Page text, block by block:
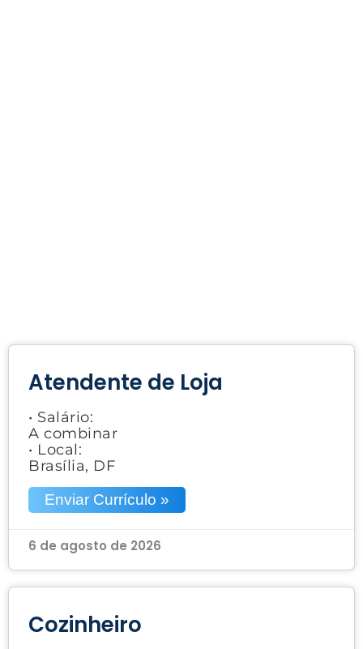
Atendente de Loja
• Salário:
A combinar
• Local:
Brasília, DF
Enviar Currículo »
6 de agosto de 2026
Cozinheiro